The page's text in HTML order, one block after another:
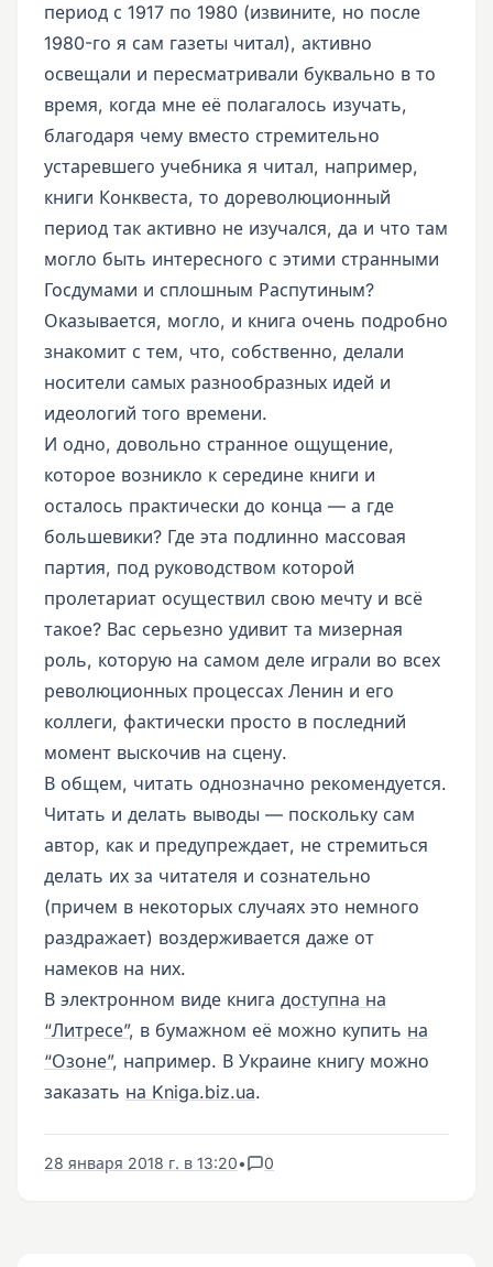
период с 1917 по 1980 (извините, но после
1980-го я сам газеты читал), активно
освещали и пересматривали буквально в то
время, когда мне её полагалось изучать,
благодаря чему вместо стремительно
устаревшего учебника я читал, например,
книги Конквеста, то дореволюционный
период так активно не изучался, да и что там
могло быть интересного с этими странными
Госдумами и сплошным Распутиным?
Оказывается, могло, и книга очень подробно
знакомит с тем, что, собственно, делали
носители самых разнообразных идей и
идеологий того времени.
И одно, довольно странное ощущение,
которое возникло к середине книги и
осталось практически до конца — а где
большевики? Где эта подлинно массовая
партия, под руководством которой
пролетариат осуществил свою мечту и всё
такое? Вас серьезно удивит та мизерная
роль, которую на самом деле играли во всех
революционных процессах Ленин и его
коллеги, фактически просто в последний
момент выскочив на сцену.
В общем, читать однозначно рекомендуется.
Читать и делать выводы — поскольку сам
автор, как и предупреждает, не стремиться
делать их за читателя и сознательно
(причем в некоторых случаях это немного
раздражает) воздерживается даже от
намеков на них.
В электронном виде книга доступна на
“Литресе”, в бумажном её можно купить на
“Озоне”, например. В Украине книгу можно
заказать на Kniga.biz.ua.
28 января 2018 г. в 13:20• 0